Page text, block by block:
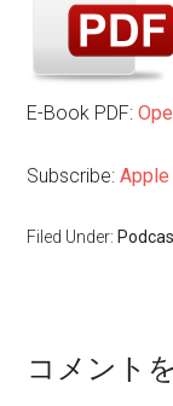
E-Book PDF:
Subscribe:
Filed Under:
コメント